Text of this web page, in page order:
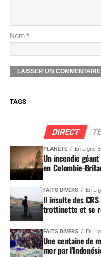
Nom *
TAGS
DIRECT
PLANÈTE En Ligne
Un incendie
en Colombie-
FAITS DIVERS En
Il insulte des
trottinette et se
FAITS DIVERS En
Une centaine de
mer par